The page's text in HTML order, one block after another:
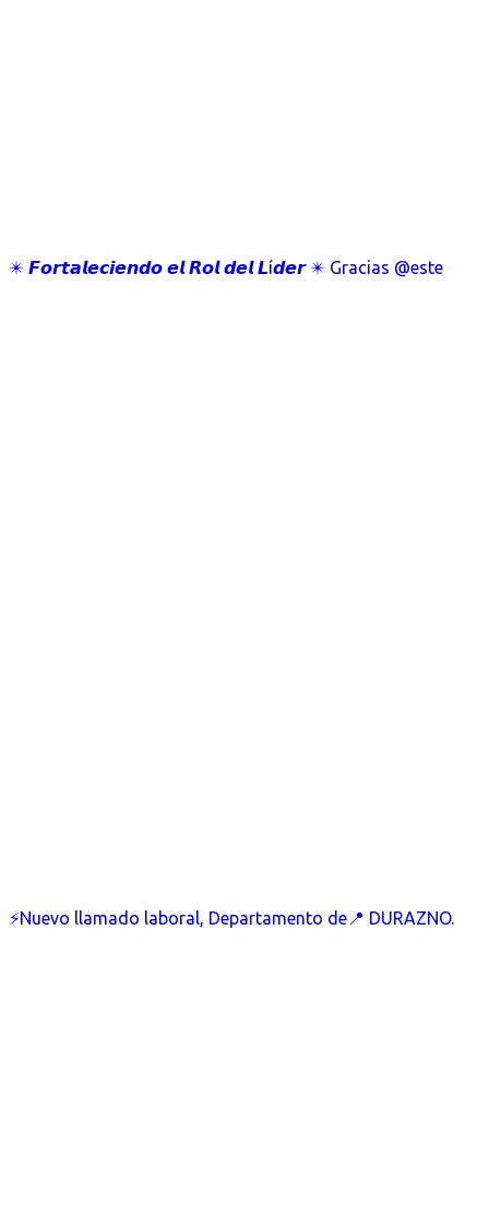
✴️ 𝙁𝙤𝙧𝙩𝙖𝙡𝙚𝙘𝙞𝙚𝙣𝙙𝙤 𝙚𝙡 𝙍𝙤𝙡 𝙙𝙚𝙡 𝙇í𝙙𝙚𝙧 ✴️ Gracias @este
⚡Nuevo llamado laboral, Departamento de📍 DURAZNO.